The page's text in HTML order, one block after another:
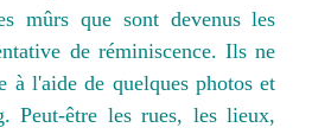
mûrs que sont devenus les
de réminiscence. Ils ne
l'aide de quelques photos et
Peut-être les rues, les lieux,